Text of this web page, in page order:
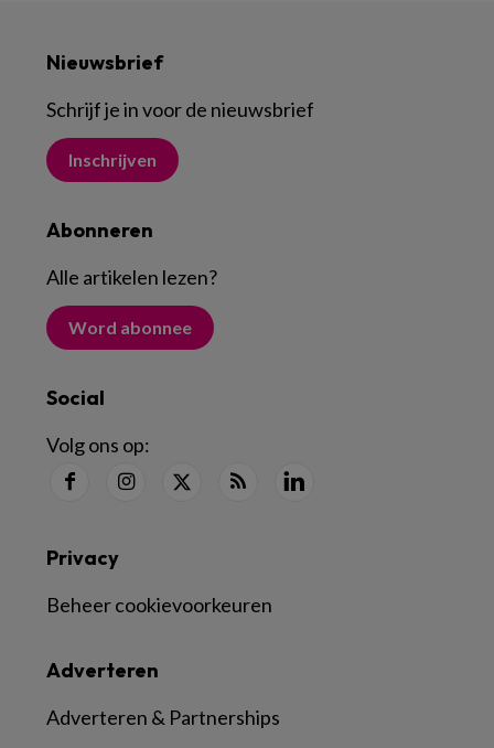
Nieuwsbrief
Schrijf je in voor de nieuwsbrief
Inschrijven
Abonneren
Alle artikelen lezen?
Word abonnee
Social
Volg ons op:
Adverteren
Adverteren & Partnerships
Privacy
Beheer cookievoorkeuren